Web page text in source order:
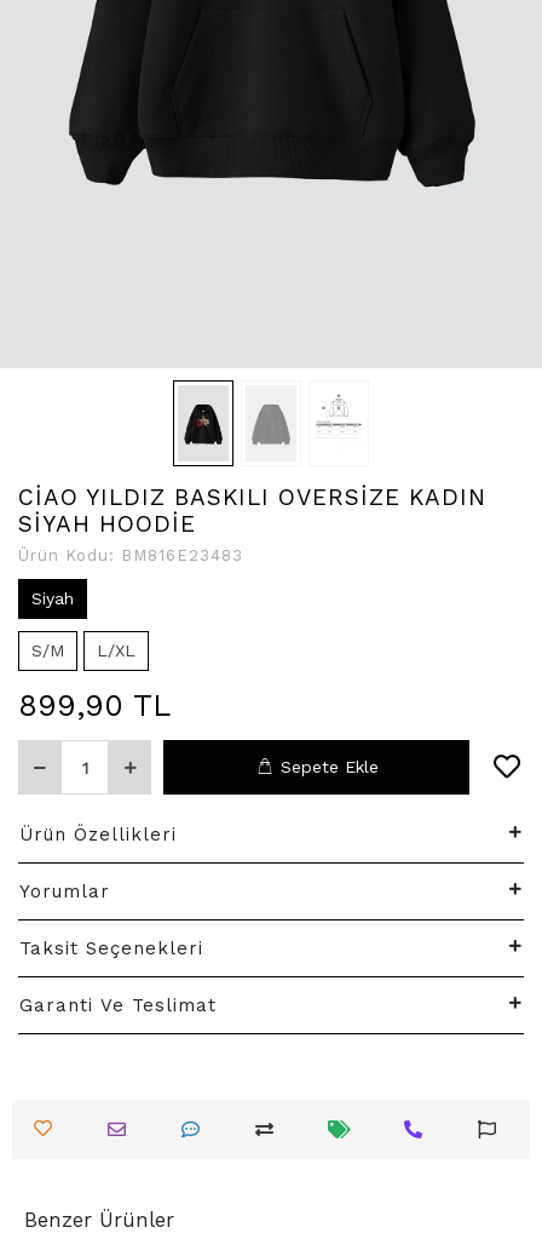
CİAO YILDIZ BASKILI OVERSİZE KADIN
SİYAH HOODİE
Ürün Kodu: BM816E23483
Siyah
S/M L/XL
899,90 TL
Sepete Ekle
Ürün Özellikleri
Yorumlar
Taksit Seçenekleri
Garanti Ve Teslimat
Benzer Ürünler